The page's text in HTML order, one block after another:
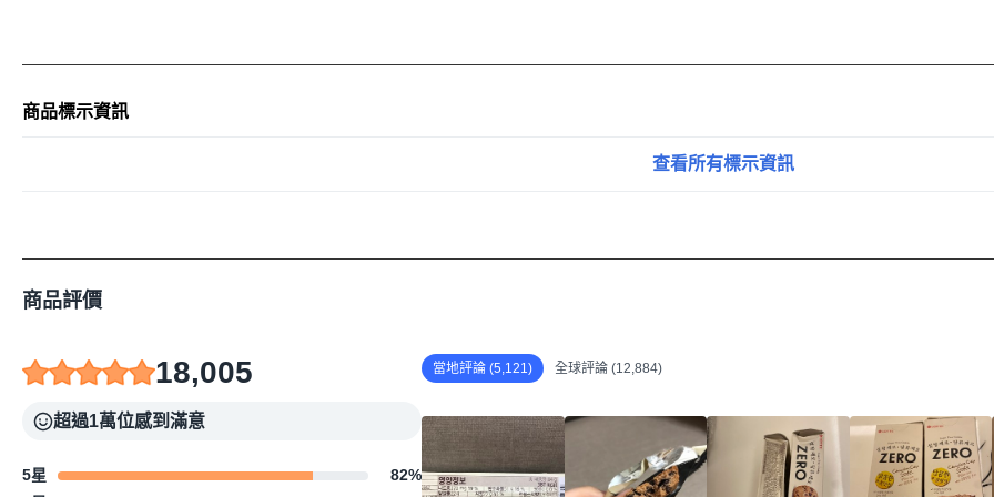
商品標示資訊
查看所有標示資訊
商品評價
18,005
超過1萬位感到滿意
5星 82%
當地評論 (5,121) 全球評論 (12,884)